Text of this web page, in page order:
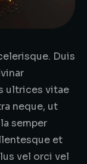
Duis
ultrices vitae
neque, ut
semper
et
vel orci vel